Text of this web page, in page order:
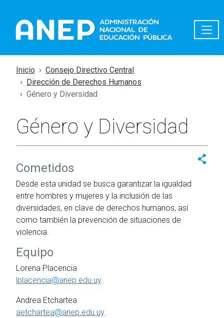
Inicio
Consejo Directivo Central
Dirección de Derechos Humanos
Género y Diversidad
Género y Diversidad
Cometidos
Desde esta unidad se busca garantizar la igualdad
entre hombres y mujeres y la inclusión de las
diversidades, en clave de derechos humanos, así
como también la prevención de situaciones de
violencia.
Equipo
Lorena Placencia
lplacencia@anep.edu.uy
Andrea Etchartea
aetchartea@anep.edu.uy